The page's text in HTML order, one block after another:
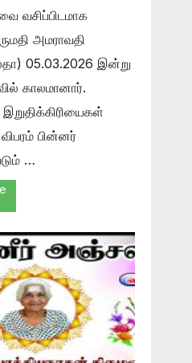
வசிப்பிடமாக
அமராவதி
05.03.2026 இன்று
காலமானார்.
பின்னர்
…